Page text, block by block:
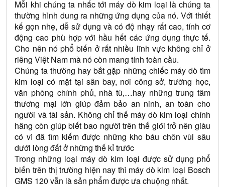
Mỗi khi chúng ta nhắc tới máy dò kim loại là chúng ta
thường hình dung ra những ứng dụng của nó. Với thiết
kế gọn nhẹ, dễ sử dụng và có độ nhạy rất cao, tính cơ
động cao phù hợp với hầu hết các ứng dụng thực tế.
Cho nên nó phổ biến ở rất nhiều lĩnh vực không chỉ ở
riêng Việt Nam mà nó còn mang tính toàn cầu.
Chúng ta thường hay bắt gặp những chiếc máy dò tìm
kim loại có mặt tại sân bay, nơi công sở, trường học,
văn phòng chính phủ, nhà tù,…hay những trung tâm
thương mại lớn giúp đảm bảo an ninh, an toàn cho
người và tài sản. Không chỉ thế máy dò kim loại chính
hãng còn giúp biết bao người trên thế giới trở nên giàu
có vì đã tìm kiếm được những kho báu chôn vùi sâu
dưới lòng đất ở những thế kỉ trước
Trong những loại máy dò kim loại được sử dụng phổ
biến trên thị trường hiện nay thì máy dò kim loại Bosch
GMS 120 vẫn là sản phẩm được ưa chuộng nhất.